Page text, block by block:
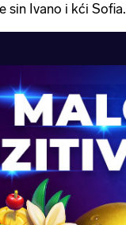
sin Ivano i kći Sofia.